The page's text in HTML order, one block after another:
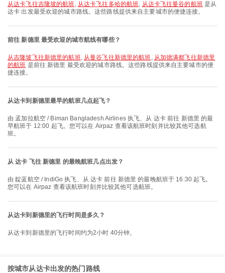
从达卡飞往吉隆坡的航班, 从达卡飞往多哈的航班, 从达卡飞往曼谷的航班是从
达卡 出发最受欢迎的城市路线。这些路线提供来自主要城市的便捷连接。
前往 新德里 最受欢迎的城市航线有哪些？
从吉隆坡飞往新德里的航班, 从曼谷飞往新德里的航班, 从加德满都飞往新德里
的航班 是前往 新德里 最受欢迎的城市路线。这些路线提供来自主要城市的便
捷连接。
从达卡到新德里最早的航班几点起飞？
由 孟加拉航空 / Biman Bangladesh Airlines 执飞、从 达卡 前往 新德里 的最
早航班于 12:00 起飞。您可以在 Airpaz 查看该航班时刻并比较其他可选航
班。
从 达卡 飞往 新德里 的最晚航班几点出发？
由 靛蓝航空 / IndiGo 执飞、从 达卡 前往 新德里 的最晚航班于 16:30 起飞。
您可以在 Airpaz 查看该航班时刻并比较其他可选航班。
从达卡到新德里的飞行时间是多久？
从达卡到新德里的飞行时间约为2小时 40分钟。
按城市从达卡出发的热门路线